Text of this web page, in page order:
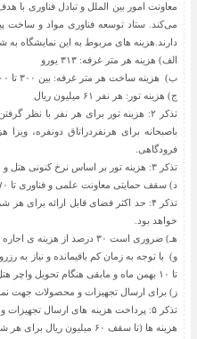
معاونت امور بین الملل و تبادل فناوری
می‌کند. ستاد توسعه فناوری مواد و ساخت
دارند.هزینه های مربوط به این نمایشگاه به
الف) هزینه هر متر غرفه: ۳۱۳ یورو
ب) هزینه ساخت هر متر غرفه: بین ۳۰۰ تا ۴۰۰ یورو متناسب با طرح و نقشه و متریال مورد استفاده
ج) هزینه تور: هر نفر ۶۱ میلیون ریال
باصبحانه برای هرنفردراتاق دونفره،
فرودگاهی.
تذکر ۳: هزینه تور بر اساس نرخ کنونی هتل و بلیط هواپیما محاسبه شده و برنامه آن در جدول ارائه شده در فایل پیوست ارائه شده است.
د) سقف حمایتی معاونت علمی و فناوری تا ۷۰% هزینه های تهیه غرفه ( موارد الف، ب) میباشد که پیش از برگزاری نمایشگاه اعطا خواهد شد.
خواهد بود.
هـ) ضروری است ۳۰ درصد از هزینه ی اجاره غرفه و غرفه سازی که باید از سوی شرکت پرداخت گردد، حداکثر تا دوشنبه ۲۰ دی ماه پرداخت شود.
تا ۱۰ بهمن ماه و مابقی هنگام تحویل واچر هتل و بلیط هواپیما پرداخت گردد.
ز) برای ارسال تجهیزات و محصولات جهت
هزینه ها (تا سقف ۶۰ میلیون ریال برای هر شرکت) مورد حمایت قرار خواهد گرفت.